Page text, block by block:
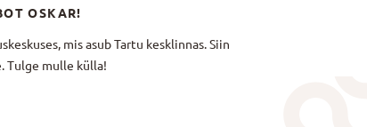
OSKAR!
mis asub Tartu kesklinnas. Siin
Tulge mulle külla!